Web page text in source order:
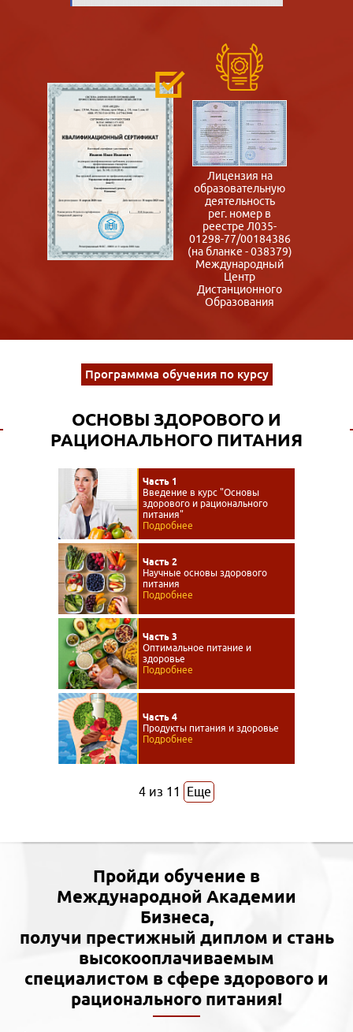
Лицензия на
образовательную
деятельность
рег. номер в
реестре Л035-
01298-77/00184386
(на бланке - 038379)
Международный
Центр
Дистанционного
Образования
Программма обучения по курсу
ОСНОВЫ ЗДОРОВОГО И
РАЦИОНАЛЬНОГО ПИТАНИЯ
Часть 1
Введение в курс "Основы
здорового и рационального
питания"
Подробнее
Часть 2
Научные основы здорового
питания
Подробнее
Часть 3
Оптимальное питание и
здоровье
Подробнее
Часть 4
Продукты питания и здоровье
Подробнее
4 из 11 Еще
Пройди обучение в
Международной Академии
Бизнеса,
получи престижный диплом и стань
высокооплачиваемым
специалистом в сфере здорового и
рационального питания!